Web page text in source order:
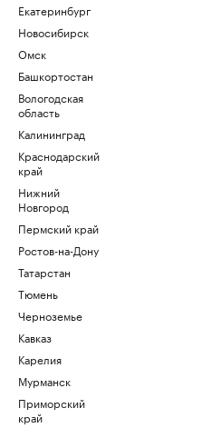
Екатеринбург
Новосибирск
Омск
Башкортостан
Вологодская
область
Калининград
Краснодарский
край
Нижний
Новгород
Пермский край
Ростов-на-Дону
Татарстан
Тюмень
Черноземье
Кавказ
Карелия
Мурманск
Приморский
край